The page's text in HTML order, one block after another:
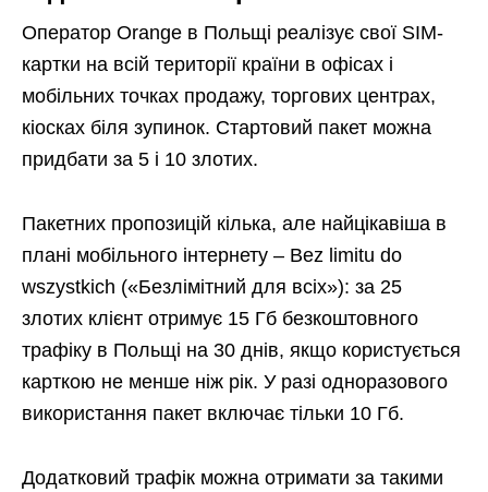
Оператор Orange в Польщі реалізує свої SIM-
картки на всій території країни в офісах і
мобільних точках продажу, торгових центрах,
кіосках біля зупинок. Стартовий пакет можна
придбати за 5 і 10 злотих.
Пакетних пропозицій кілька, але найцікавіша в
плані мобільного інтернету – Bez limitu do
wszystkich («Безлімітний для всіх»): за 25
злотих клієнт отримує 15 Гб безкоштовного
трафіку в Польщі на 30 днів, якщо користується
карткою не менше ніж рік. У разі одноразового
використання пакет включає тільки 10 Гб.
Додатковий трафік можна отримати за такими